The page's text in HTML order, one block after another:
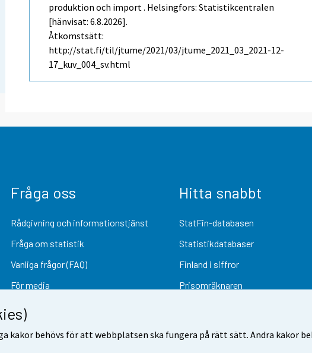
kakor behövs för att webbplatsen ska fungera på rätt sätt. Andra kakor
produktion och import . Helsingfors: Statistikcentralen
[hänvisat: 6.8.2026].
Åtkomstsätt:
http://stat.fi/til/jtume/2021/03/jtume_2021_03_2021-12-
17_kuv_004_sv.html
Fråga oss
Rådgivning och informationstjänst
Fråga om statistik
Vanliga frågor (FAQ)
För media
Hitta snabbt
StatFin-databasen
Statistikdatabaser
Finland i siffror
Prisomräknaren